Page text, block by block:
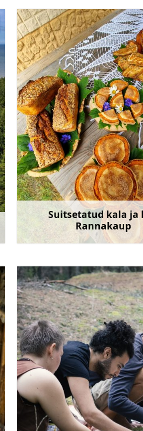
Suitsetatud kala ja
Rannakaup
+371 28268665
fafilma@fafilma.lv